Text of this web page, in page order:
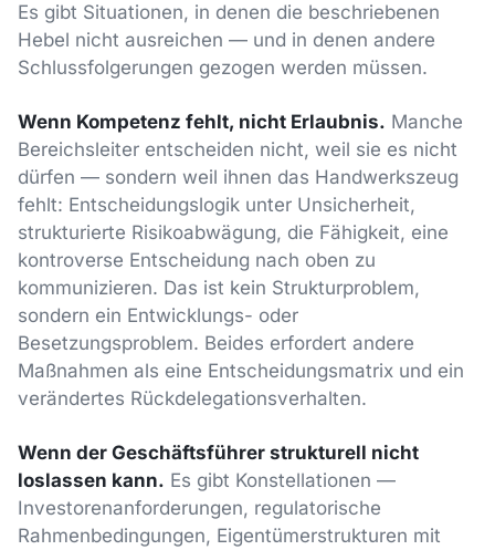
Es gibt Situationen, in denen die beschriebenen
Hebel nicht ausreichen — und in denen andere
Schlussfolgerungen gezogen werden müssen.
Wenn Kompetenz fehlt, nicht Erlaubnis. Manche
Bereichsleiter entscheiden nicht, weil sie es nicht
dürfen — sondern weil ihnen das Handwerkszeug
fehlt: Entscheidungslogik unter Unsicherheit,
strukturierte Risikoabwägung, die Fähigkeit, eine
kontroverse Entscheidung nach oben zu
kommunizieren. Das ist kein Strukturproblem,
sondern ein Entwicklungs- oder
Besetzungsproblem. Beides erfordert andere
Maßnahmen als eine Entscheidungsmatrix und ein
verändertes Rückdelegationsverhalten.
Wenn der Geschäftsführer strukturell nicht
loslassen kann. Es gibt Konstellationen —
Investorenanforderungen, regulatorische
Rahmenbedingungen, Eigentümerstrukturen mit